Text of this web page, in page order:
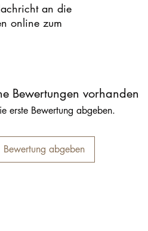
an die
online zum
Bewertungen vorhanden
erste Bewertung abgeben.
Bewertung abgeben